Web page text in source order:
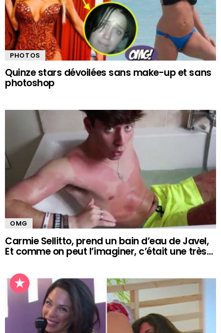
PHOTOS
Quinze stars dévoilées sans make-up et sans
photoshop
OMG
Carmie Sellitto, prend un bain d’eau de Javel,
Et comme on peut l’imaginer, c’était une très…